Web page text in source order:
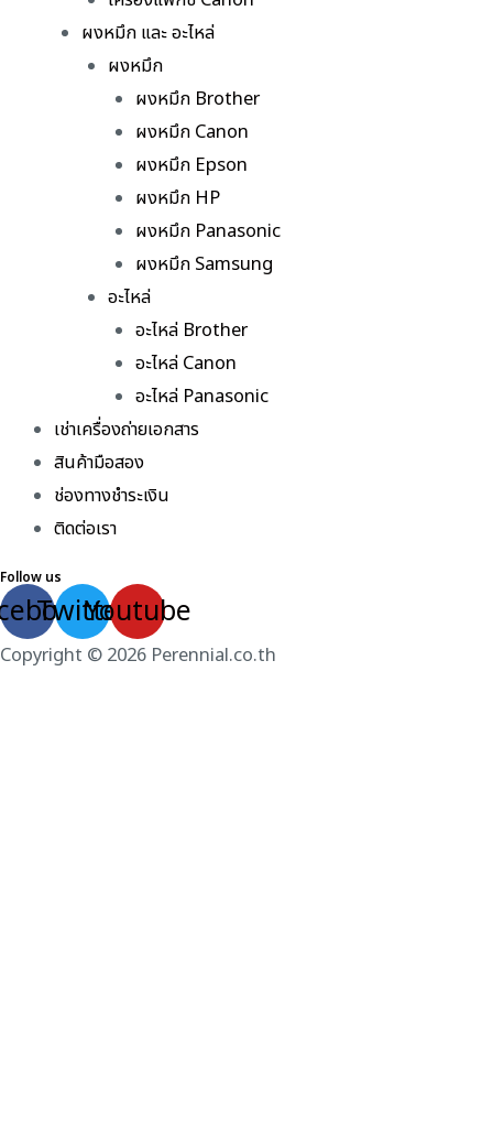
ผงหมึก และ อะไหล่
ผงหมึก
ผงหมึก Brother
ผงหมึก Canon
ผงหมึก Epson
ผงหมึก HP
ผงหมึก Panasonic
ผงหมึก Samsung
อะไหล่
อะไหล่ Brother
อะไหล่ Canon
อะไหล่ Panasonic
เช่าเครื่องถ่ายเอกสาร
สินค้ามือสอง
ช่องทางชำระเงิน
ติดต่อเรา
Follow us
TwitterYoutube
Copyright © 2026 Perennial.co.th